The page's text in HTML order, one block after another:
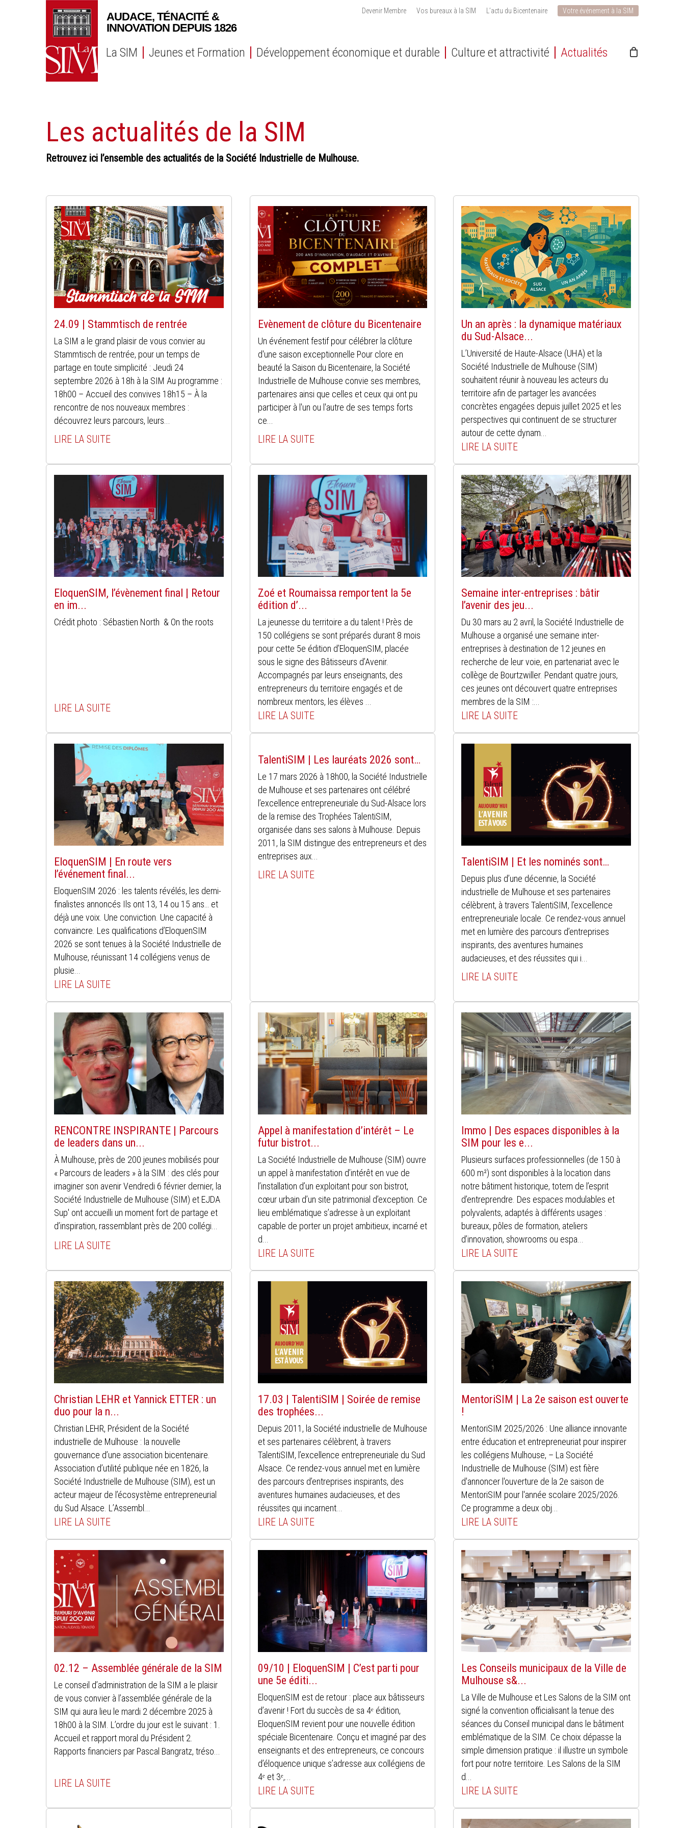
Devenir Membre Vos bureaux à la SIM L’actu du Bicentenaire Votre événement à la SIM
La SIM Jeunes et Formation Développement économique et durable Culture et attractivité Actualités
Les actualités de la SIM
Retrouvez ici l’ensemble des actualités de la Société Industrielle de Mulhouse.
24.09 | Stammtisch de rentrée
La SIM a le grand plaisir de vous convier au
Stammtisch de rentrée, pour un temps de
partage en toute simplicité : Jeudi 24
septembre 2026 à 18h à la SIM Au programme :
18h00 – Accueil des convives 18h15 – À la
rencontre de nos nouveaux membres :
découvrez leurs parcours, leurs...
LIRE LA SUITE
Evènement de clôture du Bicentenaire
Un événement festif pour célébrer la clôture
d'une saison exceptionnelle Pour clore en
beauté la Saison du Bicentenaire, la Société
Industrielle de Mulhouse convie ses membres,
partenaires ainsi que celles et ceux qui ont pu
participer à l'un ou l'autre de ses temps forts
ce...
LIRE LA SUITE
Un an après : la dynamique matériaux
du Sud-Alsace...
L’Université de Haute-Alsace (UHA) et la
Société Industrielle de Mulhouse (SIM)
souhaitent réunir à nouveau les acteurs du
territoire afin de partager les avancées
concrètes engagées depuis juillet 2025 et les
perspectives qui continuent de se structurer
autour de cette dynam...
LIRE LA SUITE
EloquenSIM, l’évènement final | Retour
en im...
Crédit photo : Sébastien North & On the roots
LIRE LA SUITE
Zoé et Roumaissa remportent la 5e
édition d’...
La jeunesse du territoire a du talent ! Près de
150 collégiens se sont préparés durant 8 mois
pour cette 5e édition d’EloquenSIM, placée
sous le signe des Bâtisseurs d’Avenir.
Accompagnés par leurs enseignants, des
entrepreneurs du territoire engagés et de
nombreux mentors, les élèves ...
LIRE LA SUITE
Semaine inter-entreprises : bâtir
l’avenir des jeu...
Du 30 mars au 2 avril, la Société Industrielle de
Mulhouse a organisé une semaine inter-
entreprises à destination de 12 jeunes en
recherche de leur voie, en partenariat avec le
collège de Bourtzwiller. Pendant quatre jours,
ces jeunes ont découvert quatre entreprises
membres de la SIM :...
LIRE LA SUITE
EloquenSIM | En route vers
l’événement final...
EloquenSIM 2026 : les talents révélés, les demi-
finalistes annoncés Ils ont 13, 14 ou 15 ans… et
déjà une voix. Une conviction. Une capacité à
convaincre. Les qualifications d’EloquenSIM
2026 se sont tenues à la Société Industrielle de
Mulhouse, réunissant 14 collégiens venus de
plusie...
LIRE LA SUITE
TalentiSIM | Les lauréats 2026 sont…
Le 17 mars 2026 à 18h00, la Société Industrielle
de Mulhouse et ses partenaires ont célébré
l’excellence entrepreneuriale du Sud-Alsace lors
de la remise des Trophées TalentiSIM,
organisée dans ses salons à Mulhouse. Depuis
2011, la SIM distingue des entrepreneurs et des
entreprises aux...
LIRE LA SUITE
TalentiSIM | Et les nominés sont…
Depuis plus d’une décennie, la Société
industrielle de Mulhouse et ses partenaires
célèbrent, à travers TalentiSIM, l’excellence
entrepreneuriale locale. Ce rendez-vous annuel
met en lumière des parcours d’entreprises
inspirants, des aventures humaines
audacieuses, et des réussites qui i...
LIRE LA SUITE
RENCONTRE INSPIRANTE | Parcours
de leaders dans un...
À Mulhouse, près de 200 jeunes mobilisés pour
« Parcours de leaders » à la SIM : des clés pour
imaginer son avenir Vendredi 6 février dernier, la
Société Industrielle de Mulhouse (SIM) et EJDA
Sup' ont accueilli un moment fort de partage et
d’inspiration, rassemblant près de 200 collégi...
LIRE LA SUITE
Appel à manifestation d’intérêt – Le
futur bistrot...
La Société Industrielle de Mulhouse (SIM) ouvre
un appel à manifestation d’intérêt en vue de
l’installation d’un exploitant pour son bistrot,
cœur urbain d’un site patrimonial d’exception. Ce
lieu emblématique s’adresse à un exploitant
capable de porter un projet ambitieux, incarné et
d...
LIRE LA SUITE
Immo | Des espaces disponibles à la
SIM pour les e...
Plusieurs surfaces professionnelles (de 150 à
600 m²) sont disponibles à la location dans
notre bâtiment historique, totem de l’esprit
d’entreprendre. Des espaces modulables et
polyvalents, adaptés à différents usages :
bureaux, pôles de formation, ateliers
d’innovation, showrooms ou espa...
LIRE LA SUITE
Christian LEHR et Yannick ETTER : un
duo pour la n...
Christian LEHR, Président de la Société
industrielle de Mulhouse : la nouvelle
gouvernance d’une association bicentenaire.
Association d’utilité publique née en 1826, la
Société Industrielle de Mulhouse (SIM), est un
acteur majeur de l’écosystème entrepreneurial
du Sud Alsace. L’Assembl...
LIRE LA SUITE
17.03 | TalentiSIM | Soirée de remise
des trophées...
Depuis 2011, la Société industrielle de Mulhouse
et ses partenaires célèbrent, à travers
TalentiSIM, l’excellence entrepreneuriale du Sud
Alsace. Ce rendez-vous annuel met en lumière
des parcours d’entreprises inspirants, des
aventures humaines audacieuses, et des
réussites qui incarnent...
LIRE LA SUITE
MentoriSIM | La 2e saison est ouverte
!
MentoriSIM 2025/2026 : Une alliance innovante
entre éducation et entrepreneuriat pour inspirer
les collégiens Mulhouse, – La Société
Industrielle de Mulhouse (SIM) est fière
d'annoncer l'ouverture de la 2e saison de
MentoriSIM pour l'année scolaire 2025/2026.
Ce programme a deux obj...
LIRE LA SUITE
02.12 – Assemblée générale de la SIM
Le conseil d’administration de la SIM a le plaisir
de vous convier à l’assemblée générale de la
SIM qui aura lieu le mardi 2 décembre 2025 à
18h00 à la SIM. L’ordre du jour est le suivant : 1.
Accueil et rapport moral du Président 2.
Rapports financiers par Pascal Bangratz, tréso...
LIRE LA SUITE
09/10 | EloquenSIM | C’est parti pour
une 5e éditi...
EloquenSIM est de retour : place aux bâtisseurs
d’avenir ! Fort du succès de sa 4ᵉ édition,
EloquenSIM revient pour une nouvelle édition
spéciale Bicentenaire. Conçu et imaginé par des
enseignants et des entrepreneurs, ce concours
d’éloquence unique s’adresse aux collégiens de
4ᵉ et 3ᵉ,...
LIRE LA SUITE
Les Conseils municipaux de la Ville de
Mulhouse s&...
La Ville de Mulhouse et Les Salons de la SIM ont
signé la convention officialisant la tenue des
séances du Conseil municipal dans le bâtiment
emblématique de la SIM. Ce choix dépasse la
simple dimension pratique : il illustre un symbole
fort pour notre territoire. Les Salons de la SIM
d...
LIRE LA SUITE